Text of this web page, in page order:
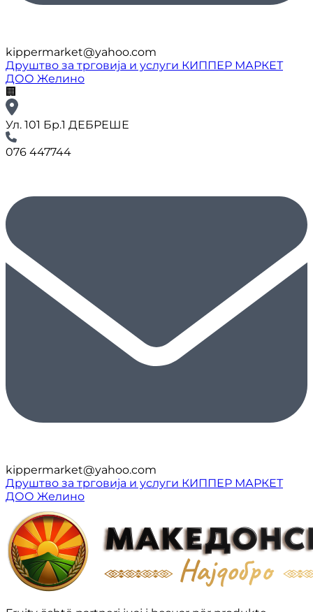
kippermarket@yahoo.com
Друштво за трговија и услуги КИППЕР МАРКЕТ
ДОО Желино
🏢
Ул. 101 Бр.1 ДЕБРЕШЕ
076 447744
kippermarket@yahoo.com
Друштво за трговија и услуги КИППЕР МАРКЕТ
ДОО Желино